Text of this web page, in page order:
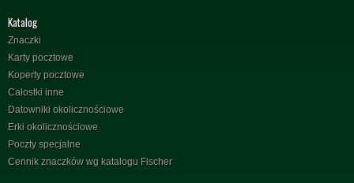
Katalog
Znaczki
Karty pocztowe
Koperty pocztowe
Całostki inne
Datowniki okolicznościowe
Erki okolicznościowe
Poczty specjalne
Cennik znaczków wg katalogu Fischer